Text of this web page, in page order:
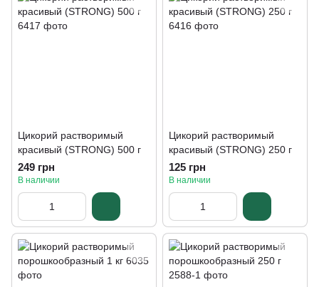
Цикорий растворимый
красивый (STRONG) 500 г
249 грн
В наличии
Цикорий растворимый
красивый (STRONG) 250 г
125 грн
В наличии